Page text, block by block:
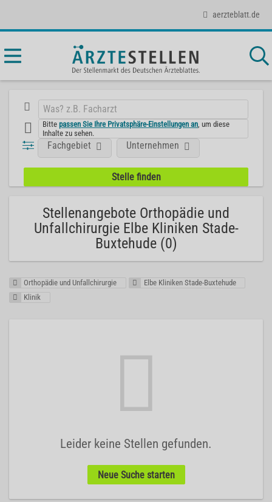
aerzteblatt.de
Bittepassen Sie Ihre Privatsphäre-Einstellungen an , um diese
Inhalte zu sehen.
Fachgebiet Unternehmen
Stellenangebote Orthopädie und
Unfallchirurgie Elbe Kliniken Stade-
Buxtehude (0)
Orthopädie und Unfallchirurgie
Elbe Kliniken Stade-Buxtehude
Klinik
Leider keine Stellen gefunden.
Neue Suche starten